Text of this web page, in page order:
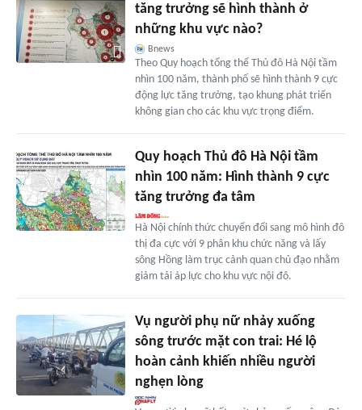
tăng trưởng sẽ hình thành ở
những khu vực nào?
Bnews
Theo Quy hoạch tổng thể Thủ đô Hà Nội tầm
nhìn 100 năm, thành phố sẽ hình thành 9 cực
động lực tăng trưởng, tạo khung phát triển
không gian cho các khu vực trọng điểm.
Quy hoạch Thủ đô Hà Nội tầm
nhìn 100 năm: Hình thành 9 cực
tăng trưởng đa tâm
Hà Nội chính thức chuyển đổi sang mô hình đô
thị đa cực với 9 phân khu chức năng và lấy
sông Hồng làm trục cảnh quan chủ đạo nhằm
giảm tải áp lực cho khu vực nội đô.
Vụ người phụ nữ nhảy xuống
sông trước mặt con trai: Hé lộ
hoàn cảnh khiến nhiều người
nghẹn lòng